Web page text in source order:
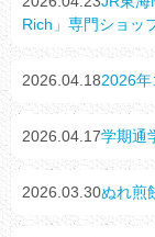
Rich」専門ショッ
2026.04.182026
2026.04.17学期通
2026.03.30ぬれ煎